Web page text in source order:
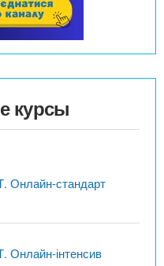
курсы
Онлайн-стандарт
Онлайн-інтенсив